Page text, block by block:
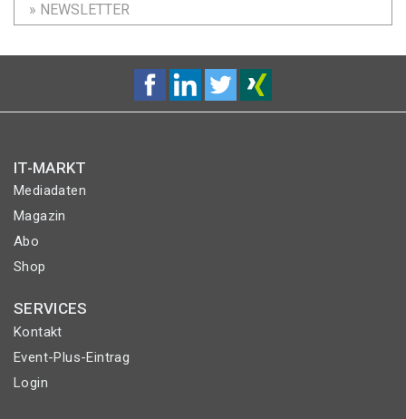
» NEWSLETTER
IT-MARKT
Mediadaten
Magazin
Abo
Shop
SERVICES
Kontakt
Event-Plus-Eintrag
Login